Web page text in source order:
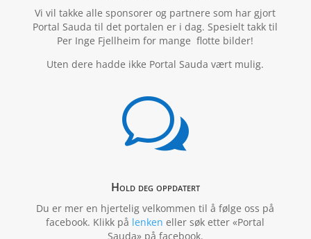
Vi vil takke alle sponsorer og partnere som har gjort
Portal Sauda til det portalen er i dag. Spesielt takk til
Per Inge Fjellheim for mange flotte bilder!
Uten dere hadde ikke Portal Sauda vært mulig.
w
Hold deg oppdatert
Du er mer en hjertelig velkommen til å følge oss på
facebook. Klikk på lenken eller søk etter «Portal
Sauda» på facebook.